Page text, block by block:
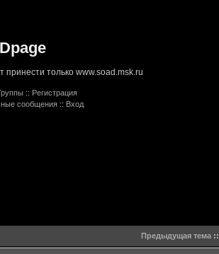
только www.soad.msk.ru
:: Регистрация
сообщения :: Вход
Предыдущая тема::